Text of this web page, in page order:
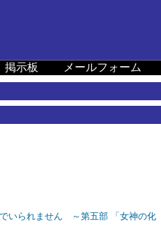
掲示板 メールフォーム
いられません ～第五部 「女神の化